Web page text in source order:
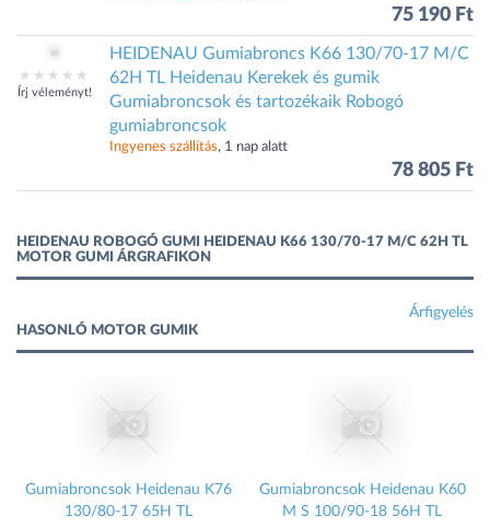
75 190 Ft
Írj véleményt!
HEIDENAU Gumiabroncs K66 130/70-17 M/C
62H TL Heidenau Kerekek és gumik
Gumiabroncsok és tartozékaik Robogó
gumiabroncsok
Ingyenes szállítás, 1 nap alatt
78 805 Ft
HEIDENAU ROBOGÓ GUMI HEIDENAU K66 130/70-17 M/C 62H TL
MOTOR GUMI ÁRGRAFIKON
Árfigyelés
HASONLÓ MOTOR GUMIK
Gumiabroncsok Heidenau K76
130/80-17 65H TL
Gumiabroncsok Heidenau K60
M S 100/90-18 56H TL